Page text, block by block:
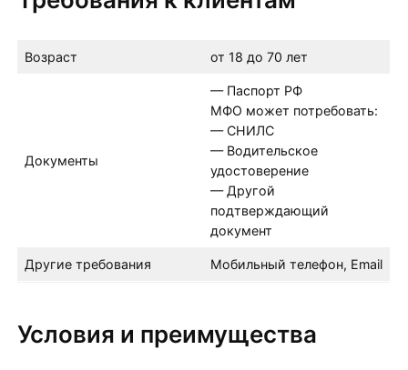
Возраст от 18 до 70 лет
Документы
— Паспорт РФ
МФО может потребовать:
— СНИЛС
— Водительское
удостоверение
— Другой
подтверждающий
документ
Другие требования Мобильный телефон, Email
Условия и преимущества